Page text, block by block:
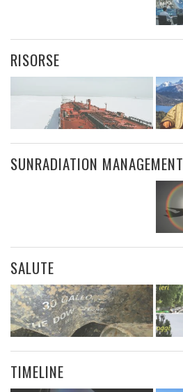
RISORSE
SUNRADIATION MANAGEMENT
SALUTE
TIMELINE